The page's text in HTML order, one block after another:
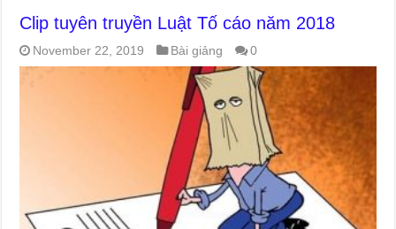
Clip tuyên truyền Luật Tố cáo năm 2018
November 22, 2019 Bài giảng 0